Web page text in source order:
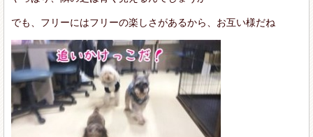
でも、フリーにはフリーの楽しさがあるから、お互い様だね